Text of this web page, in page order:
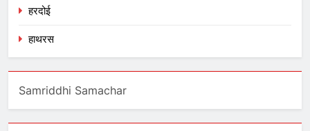
हरदोई
हाथरस
Samriddhi Samachar